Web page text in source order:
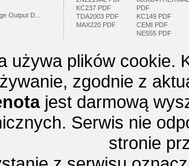
Output D...
KC237 PDF
TDA2003 PDF
MAX220 PDF
PDF
KC149 PDF
CEMI PDF
NE555 PDF
używa plików cookie.
zgodnie z
jest darmową
Serwis nie
stronie